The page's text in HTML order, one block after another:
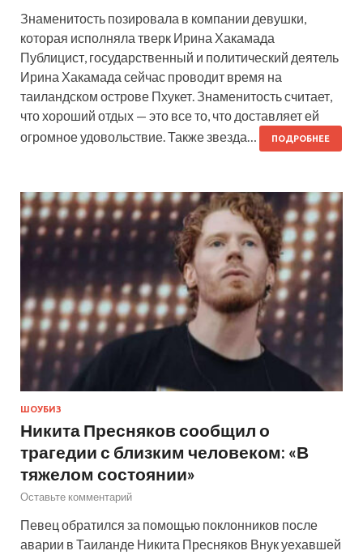
Знаменитость позировала в компании девушки,
которая исполняла тверк Ирина Хакамада
Публицист, государственный и политический деятель
Ирина Хакамада сейчас проводит время на
таиландском острове Пхукет. Знаменитость считает,
что хороший отдых — это все то, что доставляет ей
огромное удовольствие. Также звезда…
ПОДРОБНЕЕ
ШОУБИЗ
Никита Пресняков сообщил о
трагедии с близким человеком: «В
тяжелом состоянии»
Оставьте комментарий
Певец обратился за помощью поклонников после
аварии в Таиланде Никита Пресняков Внук уехавшей